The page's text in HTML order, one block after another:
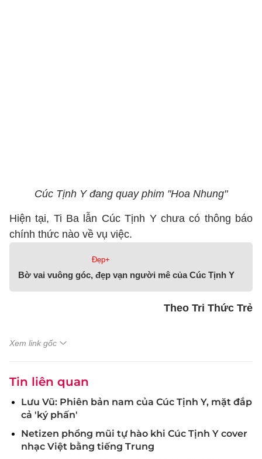
Cúc Tịnh Y đang quay phim "Hoa Nhung"
Hiện tại, Ti Ba lẫn Cúc Tịnh Y chưa có thông báo
chính thức nào về vụ việc.
Đẹp+
Bờ vai vuông góc, đẹp vạn người mê của Cúc Tịnh Y
Theo Tri Thức Trẻ
Xem link gốc
Tin liên quan
Lưu Vũ: Phiên bản nam của Cúc Tịnh Y, mặt đắp
cả 'ký phấn'
Netizen phổng mũi tự hào khi Cúc Tịnh Y cover
nhạc Việt bằng tiếng Trung